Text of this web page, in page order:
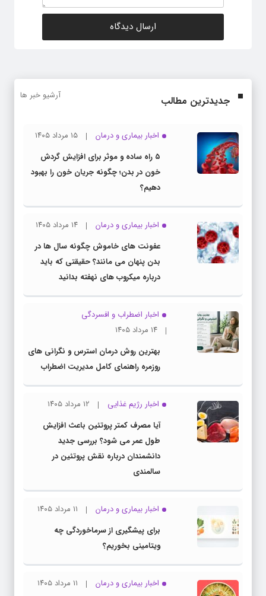
جدیدترین مطالب آرشیو خبر ها
اخبار بیماری و درمان
۱۵ مرداد ۱۴۰۵
۵ راه ساده و موثر برای افزایش گردش
خون در بدن؛ چگونه جریان خون را بهبود
دهیم؟
اخبار بیماری و درمان
۱۴ مرداد ۱۴۰۵
عفونت های خاموش چگونه سال ها در
بدن پنهان می مانند؟ حقیقتی که باید
درباره میکروب های نهفته بدانید
اخبار اضطراب و افسردگی
۱۴ مرداد ۱۴۰۵
بهترین روش درمان استرس و نگرانی های
روزمره راهنمای کامل مدیریت اضطراب
اخبار رژیم غذایی
۱۲ مرداد ۱۴۰۵
آیا مصرف کمتر پروتئین باعث افزایش
طول عمر می شود؟ بررسی جدید
دانشمندان درباره نقش پروتئین در
سالمندی
اخبار بیماری و درمان
۱۱ مرداد ۱۴۰۵
برای پیشگیری از سرماخوردگی چه
ویتامینی بخوریم؟
اخبار بیماری و درمان
۱۱ مرداد ۱۴۰۵